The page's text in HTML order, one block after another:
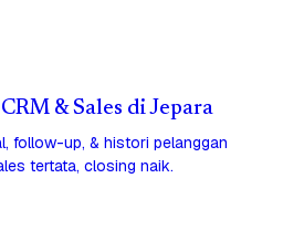
& Sales di Jepara
follow-up, & histori pelanggan
tertata, closing naik.